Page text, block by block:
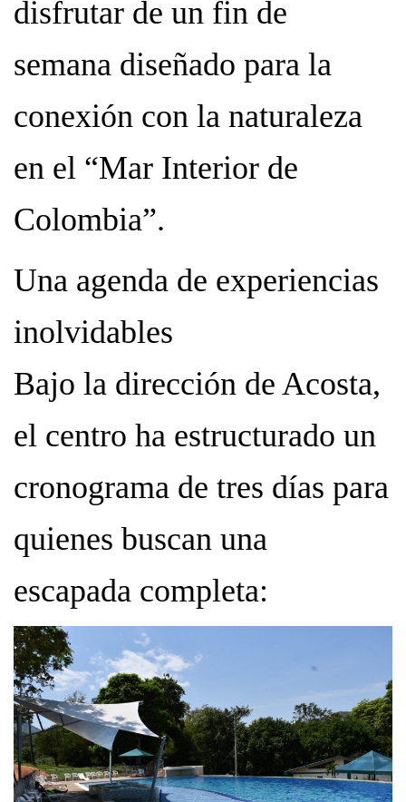
disfrutar de un fin de
semana diseñado para la
conexión con la naturaleza
en el “Mar Interior de
Colombia”.
Una agenda de experiencias
inolvidables
Bajo la dirección de Acosta,
el centro ha estructurado un
cronograma de tres días para
quienes buscan una
escapada completa: